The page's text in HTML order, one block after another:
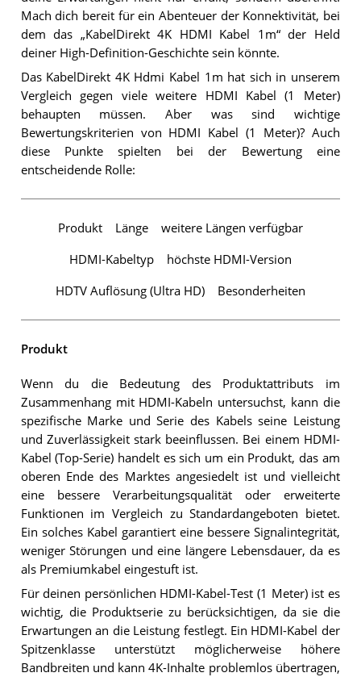
Mach dich bereit für ein Abenteuer der Konnektivität, bei
dem das „KabelDirekt 4K HDMI Kabel 1m“ der Held
deiner High-Definition-Geschichte sein könnte.
Das KabelDirekt 4K Hdmi Kabel 1m hat sich in unserem
Vergleich gegen viele weitere HDMI Kabel (1 Meter)
behaupten müssen. Aber was sind wichtige
Bewertungskriterien von HDMI Kabel (1 Meter)? Auch
diese Punkte spielten bei der Bewertung eine
entscheidende Rolle:
Produkt Länge weitere Längen verfügbar
HDMI-Kabeltyp höchste HDMI-Version
HDTV Auflösung (Ultra HD) Besonderheiten
Produkt
Wenn du die Bedeutung des Produktattributs im
Zusammenhang mit HDMI-Kabeln untersuchst, kann die
spezifische Marke und Serie des Kabels seine Leistung
und Zuverlässigkeit stark beeinflussen. Bei einem HDMI-
Kabel (Top-Serie) handelt es sich um ein Produkt, das am
oberen Ende des Marktes angesiedelt ist und vielleicht
eine bessere Verarbeitungsqualität oder erweiterte
Funktionen im Vergleich zu Standardangeboten bietet.
Ein solches Kabel garantiert eine bessere Signalintegrität,
weniger Störungen und eine längere Lebensdauer, da es
als Premiumkabel eingestuft ist.
Für deinen persönlichen HDMI-Kabel-Test (1 Meter) ist es
wichtig, die Produktserie zu berücksichtigen, da sie die
Erwartungen an die Leistung festlegt. Ein HDMI-Kabel der
Spitzenklasse unterstützt möglicherweise höhere
Bandbreiten und kann 4K-Inhalte problemlos übertragen,